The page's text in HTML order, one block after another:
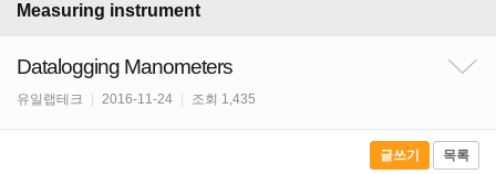
Measuring instrument
Datalogging Manometers
유일랩테크 2016-11-24 조회 1,435
글쓰기 목록